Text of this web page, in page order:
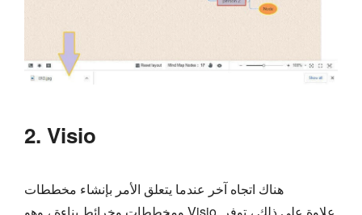
2. Visio
هناك اتجاه آخر عندما يتعلق الأمر بإنشاء مخططات
ومخططات وخرائط بناءة ، وهو Visio. علاوة على ذلك ، توفر